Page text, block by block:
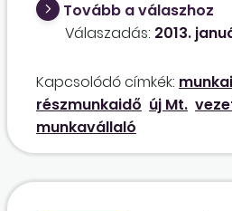
a társasági szerződésben is
Szükséges-e a 36 órát
tevékenységet nem folytat.
Tovább a válaszhoz
Válaszadás: 2013.
Kapcsolódó címkék:
részmunkaidő új Mt.
munkavállaló